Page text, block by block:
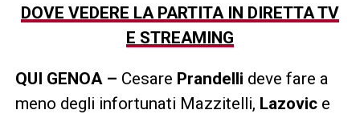
DOVE VEDERE LA PARTITA IN DIRETTA TV
E STREAMING
QUI GENOA – Cesare Prandelli deve fare a
meno degli infortunati Mazzitelli, Lazovic e